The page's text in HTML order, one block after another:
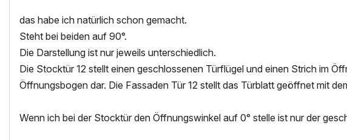
das habe ich natürlich schon gemacht.
Steht bei beiden auf 90°.
Die Darstellung ist nur jeweils unterschiedlich.
Die Stocktür 12 stellt einen geschlossenen Türflügel und einen Strich im
Öffnungsbogen dar. Die Fassaden Tür 12 stellt das Türblatt geöffnet mit
Wenn ich bei der Stocktür den Öffnungswinkel auf 0° stelle ist nur der